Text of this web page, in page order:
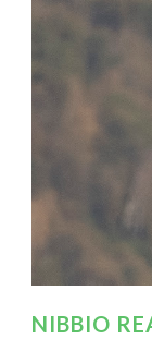
NIBBIO